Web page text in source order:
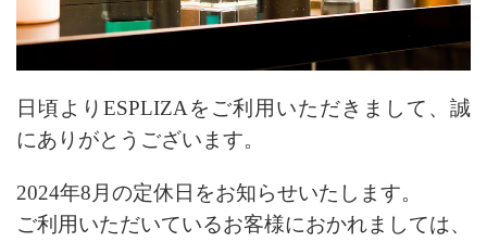
日頃よりESPLIZAをご利用いただきまして、 誠
にありがとうございます。
2024年8月の定休日をお知らせいたします。
ご利用いただいているお客様におかれましては、